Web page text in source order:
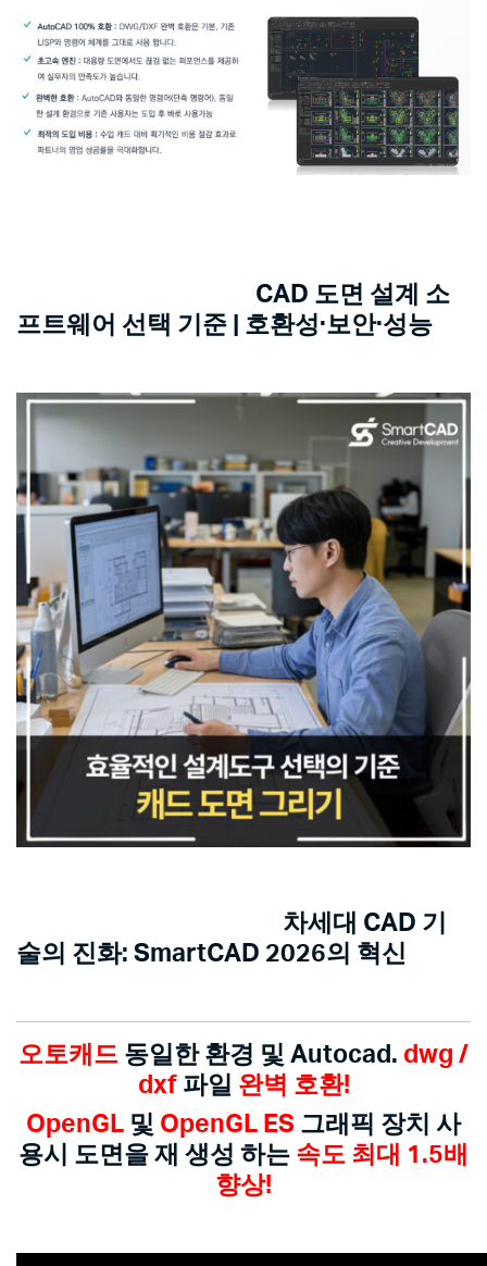
CAD 도면 설계 소
프트웨어 선택 기준
| 호환성·보안·성능
차세대 CAD 기
술의 진화: SmartCAD 2026의 혁신
오토캐드 동일한 환경 및 Autocad. dwg /
dxf 파일 완벽 호환!
OpenGL 및 OpenGL ES 그래픽 장치 사
용시 도면을 재 생성 하는 속도 최대 1.5배
향상!